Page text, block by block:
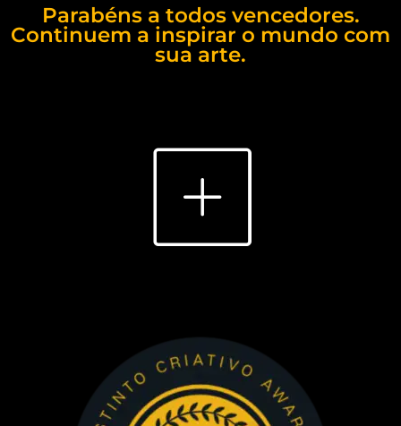
Parabéns a todos vencedores.
Continuem a inspirar o mundo com
sua arte.